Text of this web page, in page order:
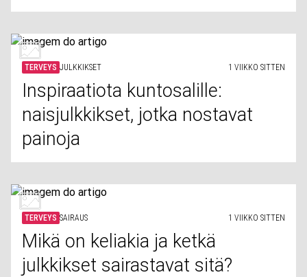
TERVEYS JULKKIKSET 1 VIIKKO SITTEN
Inspiraatiota kuntosalille:
naisjulkkikset, jotka nostavat
painoja
TERVEYS SAIRAUS 1 VIIKKO SITTEN
Mikä on keliakia ja ketkä
julkkikset sairastavat sitä?